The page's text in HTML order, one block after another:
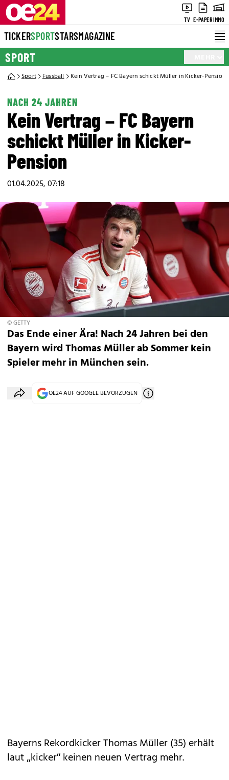
TV E-PAPERIMMO
TICKERSPORTSTARSMAGAZINE
SPORT
Sport Fussball Kein Vertrag – FC Bayern schickt Müller in Kicker-Pension
NACH 24 JAHREN
Kein Vertrag – FC Bayern
schickt Müller in Kicker-
Pension
01.04.2025, 07:18
© GETTY
Das Ende einer Ära! Nach 24 Jahren bei den
Bayern wird Thomas Müller ab Sommer kein
Spieler mehr in München sein.
OE24 AUF GOOGLE BEVORZUGEN
Bayerns Rekordkicker Thomas Müller (35) erhält
laut „kicker“ keinen neuen Vertrag mehr.